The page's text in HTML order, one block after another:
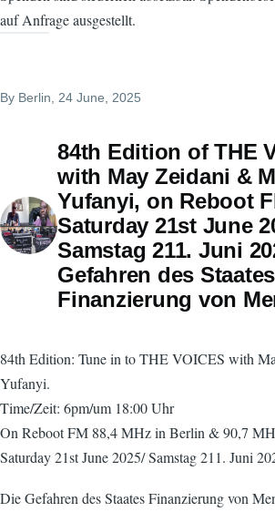
auf Anfrage ausgestellt.
By Berlin , 24 June, 2025
84th Edition of THE
with May Zeidani &
Yufanyi, on Reboot
Saturday 21st June
Samstag 211. Juni
Gefahren des Staates
Finanzierung von
84th Edition: Tune in to THE VOICES with
Yufanyi.
Time/Zeit: 6pm/um 18:00 Uhr
On Reboot FM 88,4 MHz in Berlin & 90,7
Saturday 21st June 2025/ Samstag 211. Juni
Die Gefahren des Staates Finanzierung von